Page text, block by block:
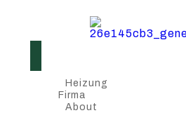
Heizung
Firma
About